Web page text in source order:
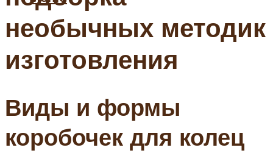
необычных методик
изготовления
Виды и формы
коробочек для колец